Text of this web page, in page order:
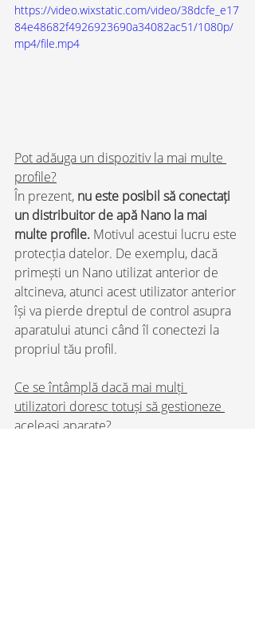
https://video.wixstatic.com/video/38dcfe_e17
84e48682f4926923690a34082ac51/1080p/
mp4/file.mp4
Pot adăuga un dispozitiv la mai multe
profile?
În prezent, nu este posibil să conectați
un distribuitor de apă Nano la mai
multe profile. Motivul acestui lucru este
protecția datelor. De exemplu, dacă
primești un Nano utilizat anterior de
altcineva, atunci acest utilizator anterior
își va pierde dreptul de control asupra
aparatului atunci când îl conectezi la
propriul tău profil.
Ce se întâmplă dacă mai mulți
utilizatori doresc totuși să gestioneze
aceleași aparate?